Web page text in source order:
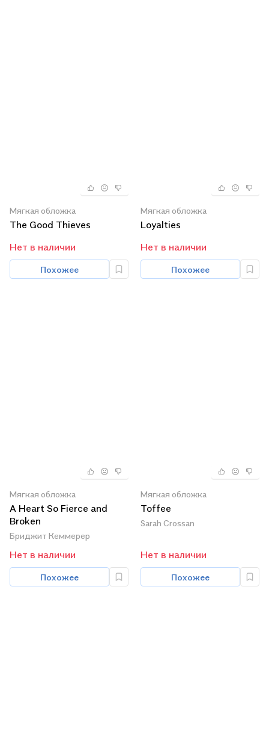
Мягкая обложка
The Good Thieves
Нет в наличии
Похожее
Мягкая обложка
Loyalties
Нет в наличии
Похожее
Мягкая обложка
A Heart So Fierce and
Broken
Бриджит Кеммерер
Нет в наличии
Похожее
Мягкая обложка
Toffee
Sarah Crossan
Нет в наличии
Похожее